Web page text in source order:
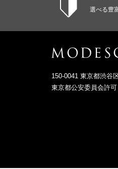
選べる豊
150-0041 東京都渋谷
東京都公安委員会許